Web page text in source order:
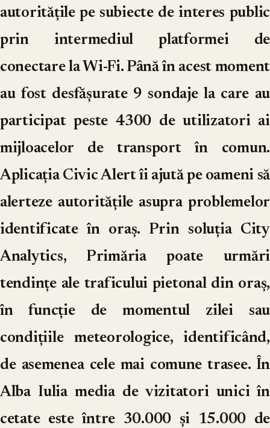
autoritățile pe subiecte de interes public
prin intermediul platformei de
conectare la Wi-Fi. Până în acest moment
au fost desfășurate 9 sondaje la care au
participat peste 4300 de utilizatori ai
mijloacelor de transport în comun.
Aplicația Civic Alert îi ajută pe oameni să
alerteze autoritățile asupra problemelor
identificate în oraș. Prin soluția City
Analytics, Primăria poate urmări
tendințe ale traficului pietonal din oraș,
în funcție de momentul zilei sau
condițiile meteorologice, identificând,
de asemenea cele mai comune trasee. În
Alba Iulia media de vizitatori unici în
cetate este între 30.000 și 15.000 de